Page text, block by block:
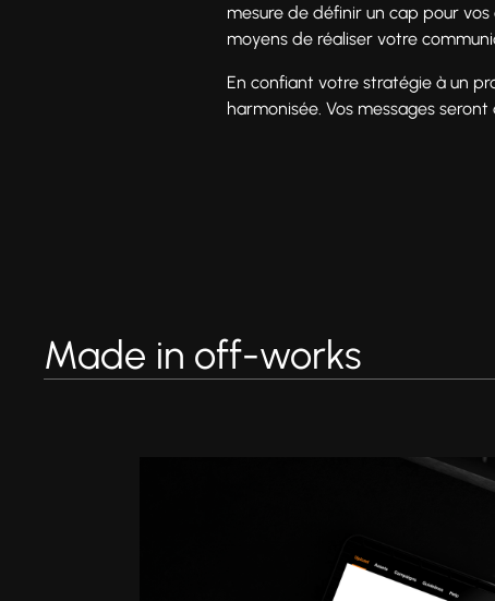
mesure de définir un cap pour
moyens de réaliser votre
En confiant votre stratégie à un
harmonisée. Vos messages
Made in off-works